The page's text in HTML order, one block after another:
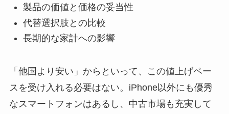
製品の価値と価格の妥当性
代替選択肢との比較
長期的な家計への影響
「他国より安い」からといって、この値上げペー
スを受け入れる必要はない。iPhone以外にも優秀
なスマートフォンはあるし、中古市場も充実して